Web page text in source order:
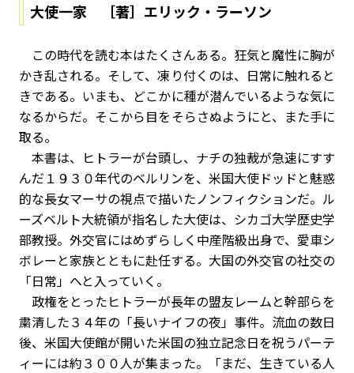
大使一家 ［著］エリック・ラーソン
この時代を読む本はたくさんある。狂気と魔性に胸が
かき乱される。そして、凍り付くのは、日常に触れると
きである。いまも、どこかに種が潜んでいるような気に
なるからだ。そこから目をそらさぬようにと、また手に
取る。
本書は、ヒトラーが台頭し、ナチの独裁が急速にすす
んだ１９３０年代のベルリンを、米国大使ドッドと魅惑
的な長女マーサの視点で描いたノンフィクションだ。ル
ーズベルト大統領が指名した大使は、シカゴ大学歴史学
部教授。外交官にはめずらしく中産階級出身で、愛車シ
ボレーと家族とともに赴任する。大国の外交官の社交の
「日常」へと入っていく。
政権をとったヒトラーが長年の盟友レームと幹部らを
粛清した３４年の「長いナイフの夜」事件。流血の数日
後、米国大使館が開いた米国の独立記念日を祝うパーテ
ィーには約３００人が集まった。「まだ、生きている人